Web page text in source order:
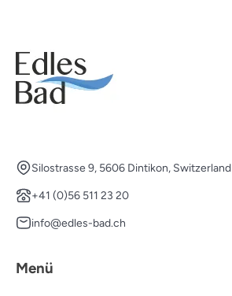
Silostrasse 9, 5606 Dintikon, Switzerland
+41 (0)56 511 23 20
info@edles-bad.ch
Menü